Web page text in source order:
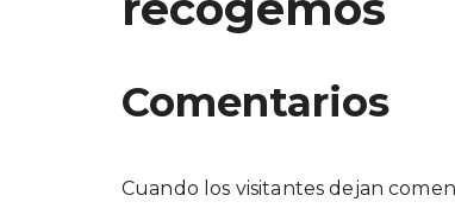
Comentarios
Cuando los visitantes dejan